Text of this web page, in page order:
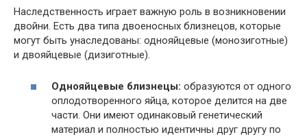
Наследственность играет важную роль в возникновении
двойни. Есть два типа двоеносных близнецов, которые
могут быть унаследованы: однояйцевые (монозиготные)
и двояйцевые (дизиготные).
Однояйцевые близнецы: образуются от одного
оплодотворенного яйца, которое делится на две
части. Они имеют одинаковый генетический
материал и полностью идентичны друг другу по